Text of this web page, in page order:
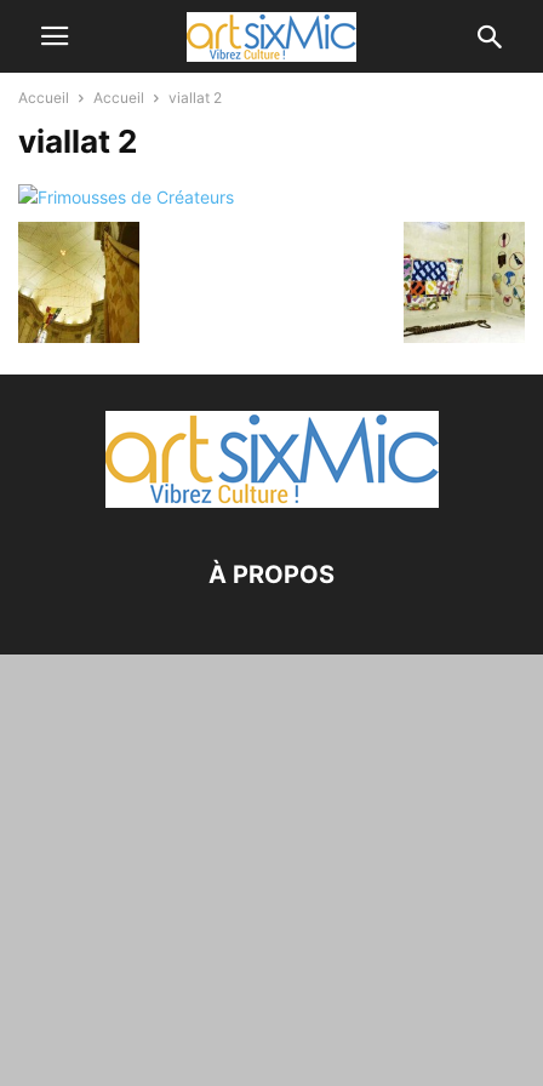
Accueil Accueil viallat 2
viallat 2
À PROPOS